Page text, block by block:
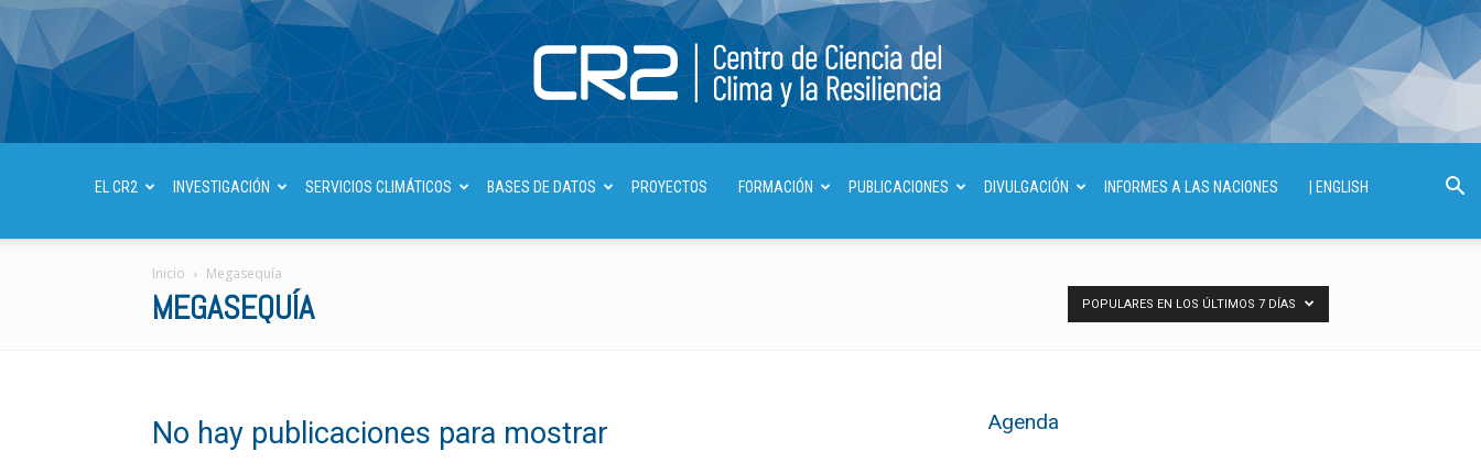
Centro
EL CR2 INVESTIGACIÓN SERVICIOS CLIMÁTICOS BASES DE DATOS PROYECTOS FORMACIÓN PUBLICACIONES DIVULGACIÓN INFORMES A LAS NACIONES | ENGLISH
Inicio Megasequía
MEGASEQUÍA POPULARES EN LOS ÚLTIMOS 7 DÍAS
No hay publicaciones para mostrar Agenda